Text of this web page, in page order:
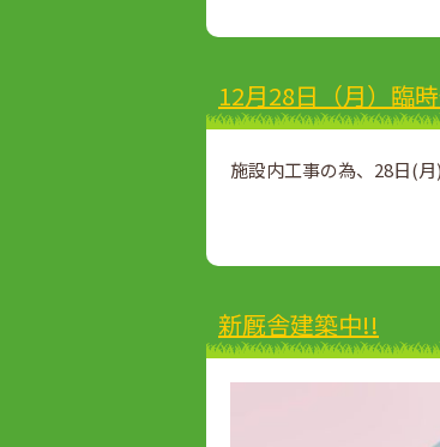
12月28日（月）臨時
施設内工事の為、28日(
新厩舎建築中!!